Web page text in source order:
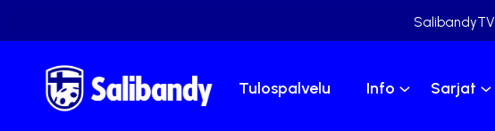
SalibandyTV
Tulospalvelu Info Sarjat